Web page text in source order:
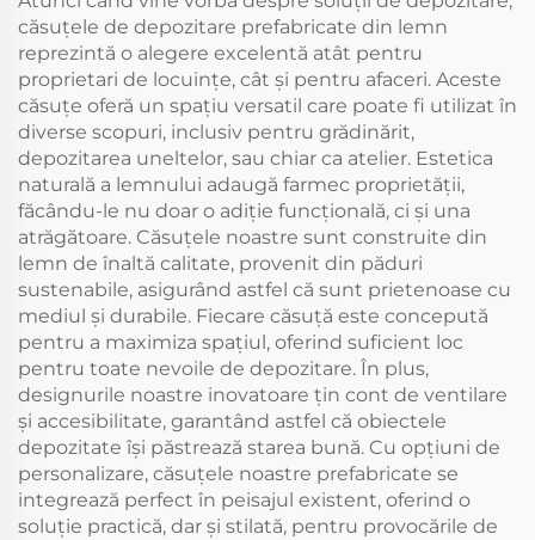
căsuțele de depozitare prefabricate din lemn
reprezintă o alegere excelentă atât pentru
proprietari de locuințe, cât și pentru afaceri. Aceste
căsuțe oferă un spațiu versatil care poate fi utilizat în
diverse scopuri, inclusiv pentru grădinărit,
depozitarea uneltelor, sau chiar ca atelier. Estetica
naturală a lemnului adaugă farmec proprietății,
făcându-le nu doar o adiție funcțională, ci și una
atrăgătoare. Căsuțele noastre sunt construite din
lemn de înaltă calitate, provenit din păduri
sustenabile, asigurând astfel că sunt prietenoase cu
mediul și durabile. Fiecare căsuță este concepută
pentru a maximiza spațiul, oferind suficient loc
pentru toate nevoile de depozitare. În plus,
designurile noastre inovatoare țin cont de ventilare
și accesibilitate, garantând astfel că obiectele
depozitate își păstrează starea bună. Cu opțiuni de
personalizare, căsuțele noastre prefabricate se
integrează perfect în peisajul existent, oferind o
soluție practică, dar și stilată, pentru provocările de